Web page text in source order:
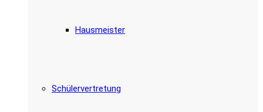
Hausmeister
Schülervertretung